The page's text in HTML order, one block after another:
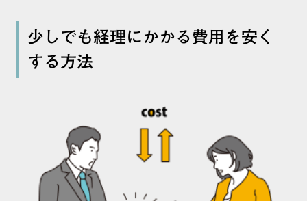
少しでも経理にかかる費用を安く
する方法